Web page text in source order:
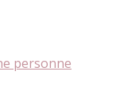
personne